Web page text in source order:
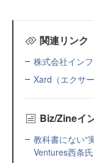
関連リンク
株式会社イン
Xard（エクサー
Biz/Zineイ
教科書にない“
Ventures西条